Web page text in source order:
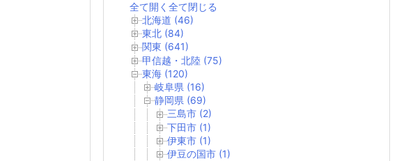
全て開く 全て閉じる
北海道 (46)
東北 (84)
関東 (641)
甲信越・北陸 (75)
東海 (120)
岐阜県 (16)
静岡県 (69)
三島市 (2)
下田市 (1)
伊東市 (1)
伊豆の国市 (1)